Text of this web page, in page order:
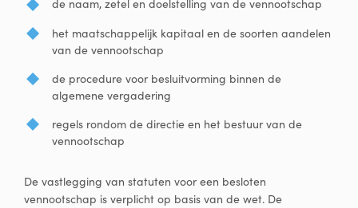
de naam, zetel en doelstelling van de vennootschap
het maatschappelijk kapitaal en de soorten aandelen
van de vennootschap
de procedure voor besluitvorming binnen de
algemene vergadering
regels rondom de directie en het bestuur van de
vennootschap
De vastlegging van statuten voor een besloten
vennootschap is verplicht op basis van de wet. De